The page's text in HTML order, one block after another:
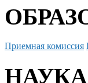
Приемная комиссия
НАУКА